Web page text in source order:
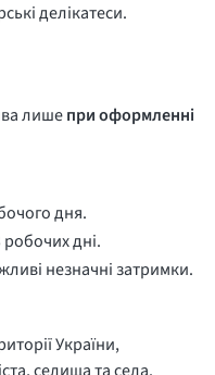
делікатеси.
лишепри оформленні
дня.
дні.
незначні затримки.
України,